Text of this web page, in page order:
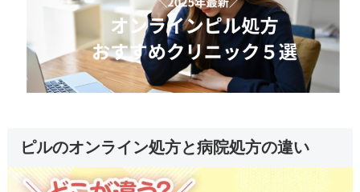
ピルのオンライン処方と病院処方の違い